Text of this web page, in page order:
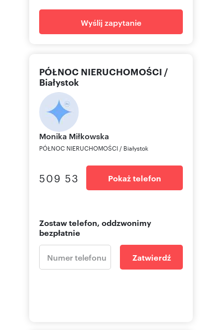
Numer oferty: 14541/3877/OMW
Wyślij zapytanie
PÓŁNOC NIERUCHOMOŚCI /
Białystok
Monika Miłkowska
PÓŁNOC NIERUCHOMOŚCI / Białystok
509 53 Pokaż telefon
Zostaw telefon, oddzwonimy
bezpłatnie
Zatwierdź